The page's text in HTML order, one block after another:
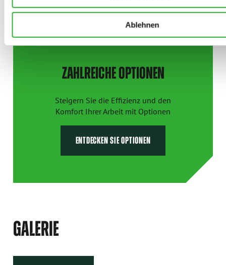
Ablehnen
ZAHLREICHE OPTIONEN
Steigern Sie die Effizienz und den
Komfort Ihrer Arbeit mit Optionen
ENTDECKEN SIE OPTIONEN
GALERIE